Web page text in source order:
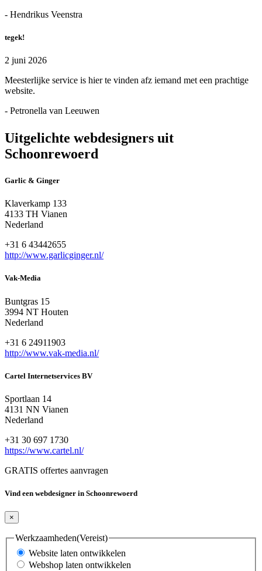
- Hendrikus Veenstra
tegek!
2 juni 2026
Meesterlijke service is hier te vinden afz iemand met een prachtige
website.
- Petronella van Leeuwen
Uitgelichte webdesigners uit
Schoonrewoerd
Garlic & Ginger
Klaverkamp 133
4133 TH Vianen
Nederland
+31 6 43442655
http://www.garlicginger.nl/
Vak-Media
Buntgras 15
3994 NT Houten
Nederland
+31 6 24911903
http://www.vak-media.nl/
Cartel Internetservices BV
Sportlaan 14
4131 NN Vianen
Nederland
+31 30 697 1730
https://www.cartel.nl/
GRATIS offertes aanvragen
Vind een webdesigner in Schoonrewoerd
×
Werkzaamheden(Vereist)
Website laten ontwikkelen
Webshop laten ontwikkelen